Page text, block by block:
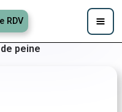
RDV
peine